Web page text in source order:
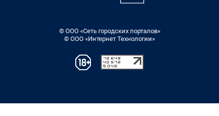
© ООО «Сеть городских порталов»
© ООО «Интернет Технологии»